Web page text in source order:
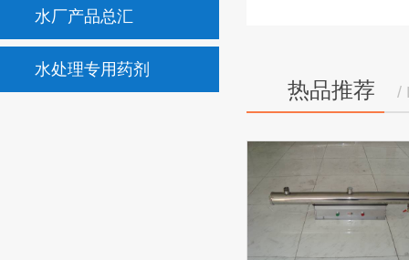
水厂产品总汇
水处理专用药剂
热品推荐 /